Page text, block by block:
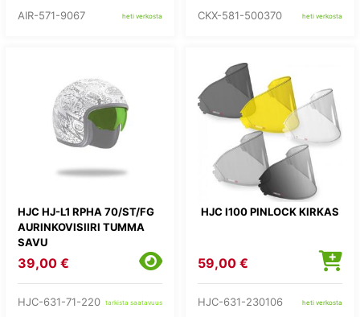
AIR-571-9067 heti verkosta CKX-581-500370 heti verkosta
HJC HJ-L1 RPHA 70/ST/FG
AURINKOVISIIRI TUMMA
SAVU
39,00 €
HJC-631-71-220 tarkista saatavuus
HJC I100 PINLOCK KIRKAS
59,00 €
HJC-631-230106 heti verkosta